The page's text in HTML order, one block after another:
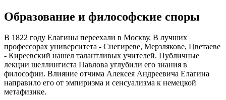
Образование и философские споры
В 1822 году Елагины переехали в Москву. В лучших
профессорах университета - Снегиреве, Мерзлякове, Цветаеве
- Киреевский нашел талантливых учителей. Публичные
лекции шеллингиста Павлова углубили его знания в
философии. Влияние отчима Алексея Андреевича Елагина
направило его от эмпиризма и сенсуализма к немецкой
метафизике.